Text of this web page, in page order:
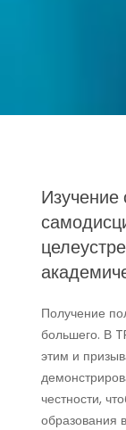
Изучение
Получение
большего. В
этим и
честности,